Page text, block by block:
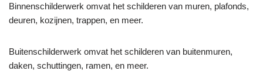
Binnenschilderwerk omvat het schilderen van muren, plafonds,
deuren, kozijnen, trappen, en meer.
Buitenschilderwerk omvat het schilderen van buitenmuren,
daken, schuttingen, ramen, en meer.